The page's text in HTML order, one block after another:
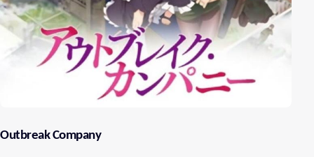
Outbreak Company